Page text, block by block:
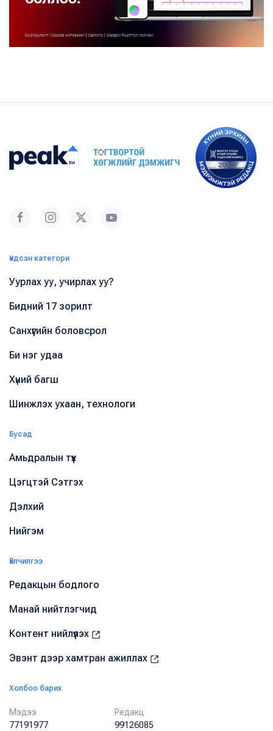
Үндсэн категори
Уурлах уу, учирлах уу?
Бидний 17 зорилт
Санхүүгийн боловсрол
Би нэг удаа
Хүний багш
Шинжлэх ухаан, технологи
Бусад
Амьдралын түүх
Цэгцтэй Сэтгэх
Дэлхий
Нийгэм
Үйлчилгээ
Редакцын бодлого
Манай нийтлэгчид
Контент нийлүүлэх
Эвэнт дээр хамтран ажиллах
Холбоо барих
Мэдээ
77191977
Редакц
99126085